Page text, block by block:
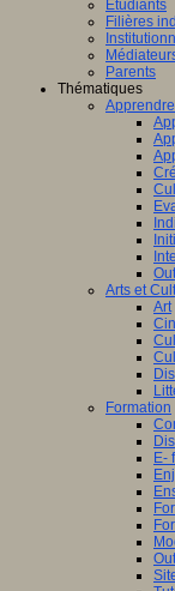
Etudiants
Filières
Parents
Thématiques
Arts et
Art
Formation
E-